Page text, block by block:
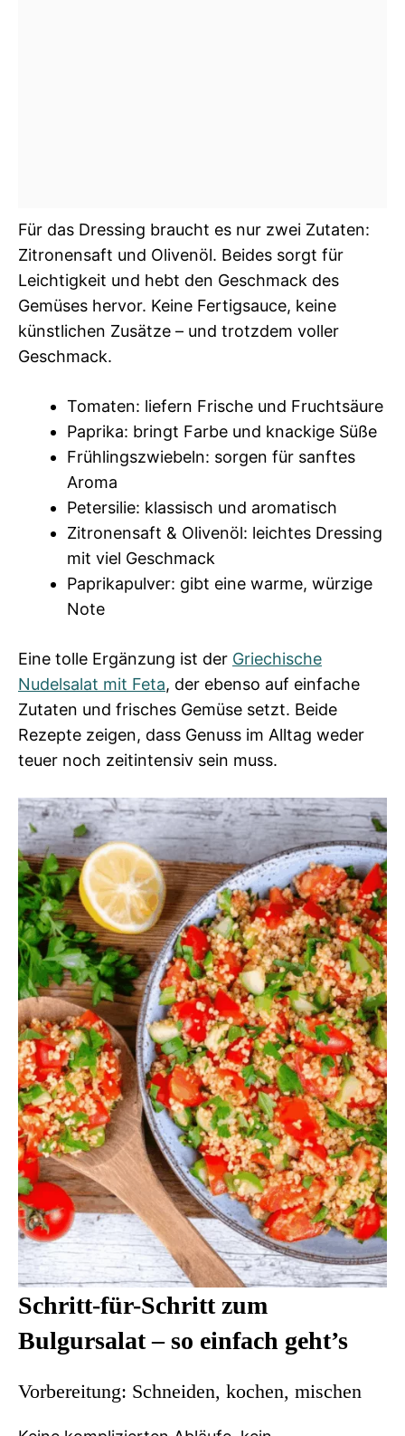
Für das Dressing braucht es nur zwei Zutaten:
Zitronensaft und Olivenöl. Beides sorgt für
Leichtigkeit und hebt den Geschmack des
Gemüses hervor. Keine Fertigsauce, keine
künstlichen Zusätze – und trotzdem voller
Geschmack.
Tomaten: liefern Frische und Fruchtsäure
Paprika: bringt Farbe und knackige Süße
Frühlingszwiebeln: sorgen für sanftes
Aroma
Petersilie: klassisch und aromatisch
Zitronensaft & Olivenöl: leichtes Dressing
mit viel Geschmack
Paprikapulver: gibt eine warme, würzige
Note
Eine tolle Ergänzung ist der Griechische
Nudelsalat mit Feta, der ebenso auf einfache
Zutaten und frisches Gemüse setzt. Beide
Rezepte zeigen, dass Genuss im Alltag weder
teuer noch zeitintensiv sein muss.
Schritt-für-Schritt zum
Bulgursalat – so einfach geht’s
Vorbereitung: Schneiden, kochen, mischen